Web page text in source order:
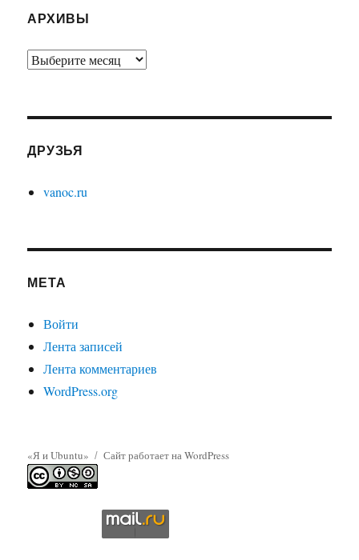
АРХИВЫ
Архивы
ДРУЗЬЯ
vanoc.ru
МЕТА
Войти
Лента записей
Лента комментариев
WordPress.org
«Я и Ubuntu» Сайт работает на WordPress